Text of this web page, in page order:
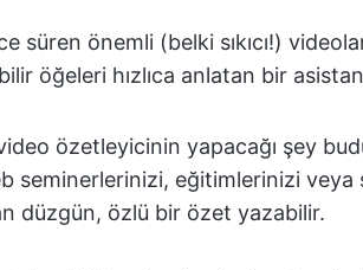
süren önemli (belki sıkıcı!)
öğeleri hızlıca anlatan bir
özetleyicinin yapacağı şey
seminerlerinizi, eğitimlerinizi veya
düzgün, özlü bir özet yazabilir.